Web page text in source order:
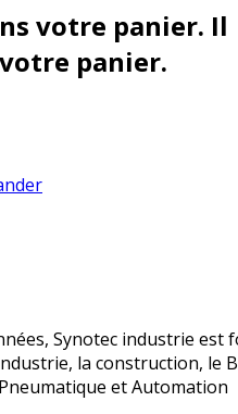
votre panier. Il
panier.
Synotec industrie
la construction, le
et Automation